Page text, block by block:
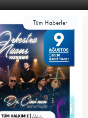
Tüm Haberler